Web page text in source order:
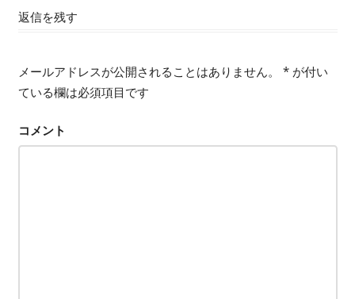
ナ
ビ
ゲ
ー
シ
事:
返信を残す
メールアドレスが公開されることはありません。 *が付い
ている欄は必須項目です
コメント